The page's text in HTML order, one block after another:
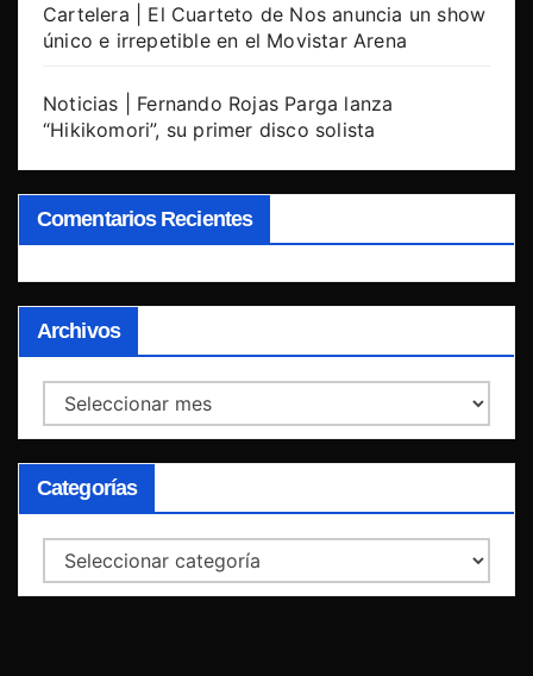
Cartelera | El Cuarteto de Nos anuncia un show
único e irrepetible en el Movistar Arena
Noticias | Fernando Rojas Parga lanza
“Hikikomori”, su primer disco solista
Comentarios Recientes
Archivos
Archivos
Categorías
Categorías